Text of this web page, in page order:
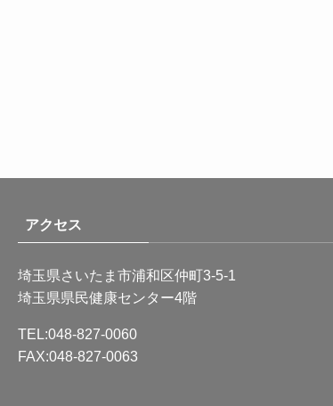
アクセス
埼玉県さいたま市浦和区仲町3-5-1
埼玉県県民健康センター4階
TEL:048-827-0060
FAX:048-827-0063